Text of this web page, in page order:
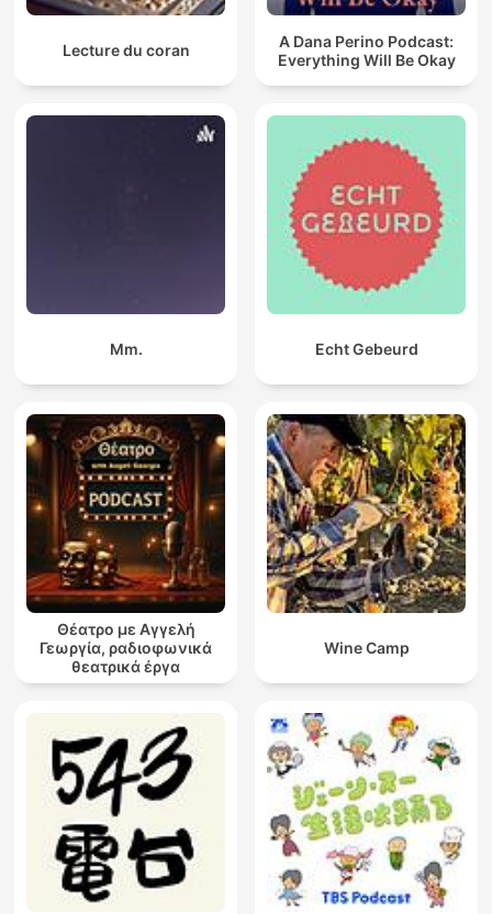
Lecture du coran
A Dana Perino Podcast:
Everything Will Be Okay
Mm. Echt Gebeurd
Θέατρο με Αγγελή
Γεωργία, ραδιοφωνικά
θεατρικά έργα
Wine Camp